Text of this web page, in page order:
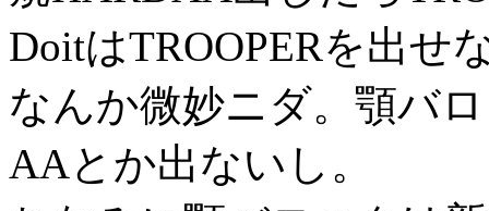
DoitはTROOPERを出せ
なんか微妙ニダ。顎バ
AAとか出ないし。